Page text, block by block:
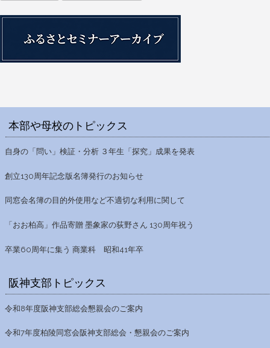
本部や母校のトピックス
自身の「問い」検証・分析 ３年生「探究」成果を発表
創立130周年記念版名簿発行のお知らせ
同窓会名簿の目的外使用など不適切な利用に関して
「おお柏高」作品寄贈 墨象家の荻野さん 130周年祝う
卒業60周年に集う 商業科 昭和41年卒
阪神支部トピックス
令和8年度阪神支部総会懇親会のご案内
令和7年度柏陵同窓会阪神支部総会・懇親会のご案内